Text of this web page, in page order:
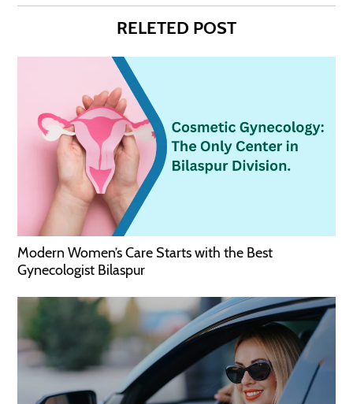
RELETED POST
Modern Women’s Care Starts with the Best
Gynecologist Bilaspur